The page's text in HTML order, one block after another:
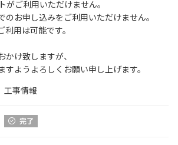
がご利用いただけません。
のお申し込みをご利用いただけません。
用は可能です。
かけ致しますが、
ようよろしくお願い申し上げます。
工事情報
完了